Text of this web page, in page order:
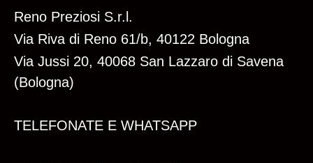
Reno Preziosi S.r.l.
Via Riva di Reno 61/b, 40122 Bologna
Via Jussi 20, 40068 San Lazzaro di Savena
(Bologna)
TELEFONATE E WHATSAPP